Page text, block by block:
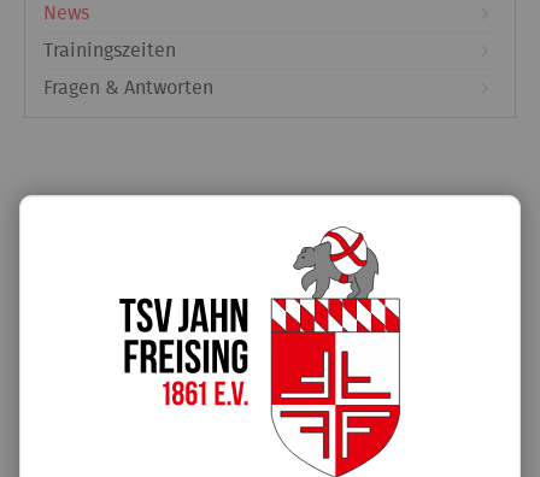
News
Trainingszeiten
Fragen & Antworten
WICHTIGE INFO: HALLE geschlossen!
21.06.2018
Aufgrund der Abschlussprüfungen kann in der Realschul-
von 19. - 29.6.2018 kein Training stattfinden – die Halle
ist gesperrt. Vielen Dank fürs Verständnis, und viel Spaß am